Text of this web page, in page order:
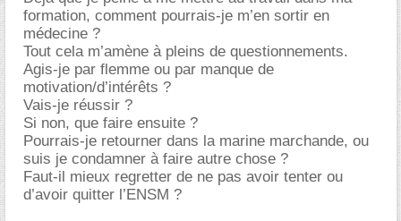
formation, comment pourrais-je m’en sortir en
médecine ?
Tout cela m’amène à pleins de questionnements.
Agis-je par flemme ou par manque de
motivation/d’intérêts ?
Vais-je réussir ?
Si non, que faire ensuite ?
Pourrais-je retourner dans la marine marchande, ou
suis je condamner à faire autre chose ?
Faut-il mieux regretter de ne pas avoir tenter ou
d’avoir quitter l’ENSM ?